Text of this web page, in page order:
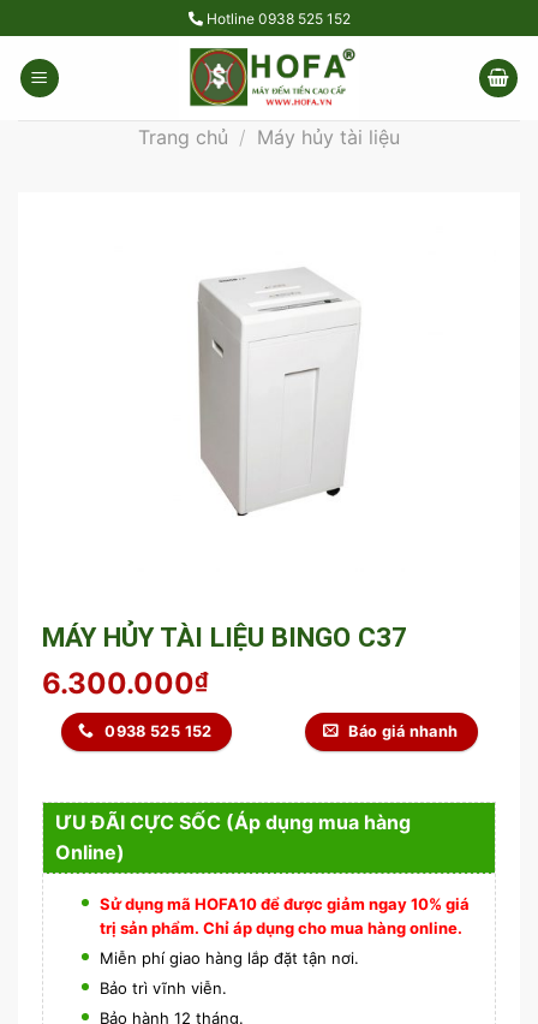
to
content
Hotline 0938 525 152
Trang chủ / Máy hủy tài liệu
MÁY HỦY TÀI LIỆU BINGO C37
6.300.000₫
0938 525 152 Báo giá nhanh
ƯU ĐÃI CỰC SỐC (Áp dụng mua hàng
Online)
Sử dụng mã HOFA10 để được giảm ngay 10% giá
trị sản phẩm. Chỉ áp dụng cho mua hàng online.
Miễn phí giao hàng lắp đặt tận nơi.
Bảo trì vĩnh viễn.
Bảo hành 12 tháng.